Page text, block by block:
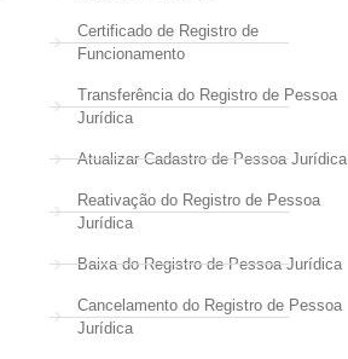
Certificado de Registro de
Funcionamento
Transferência do Registro de Pessoa
Jurídica
Atualizar Cadastro de Pessoa Jurídica
Reativação do Registro de Pessoa
Jurídica
Baixa do Registro de Pessoa Jurídica
Cancelamento do Registro de Pessoa
Jurídica